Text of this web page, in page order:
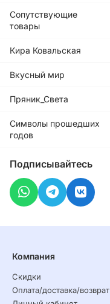
Сопутствующие
товары
Кира Ковальская
Вкусный мир
Пряник_Света
Символы прошедших
годов
Подписывайтесь
Компания
Скидки
Оплата/доставка/возврат